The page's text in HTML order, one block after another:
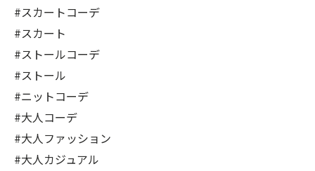
#スカートコーデ
#スカート
#ストールコーデ
#ストール
#ニットコーデ
#大人コーデ
#大人ファッション
#大人カジュアル